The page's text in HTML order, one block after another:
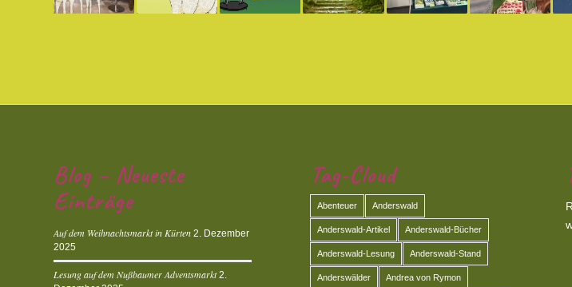
Blog – Neueste
Einträge
Auf dem Weihnachtsmarkt in Kürten 2. Dezember
2025
Lesung auf dem Nußbaumer Adventsmarkt 2.
Tag-Cloud
Abenteuer Anderswald
Anderswald-Artikel Anderswald-Bücher
Anderswald-Lesung Anderswald-Stand
Anderswälder Andrea von Rymon